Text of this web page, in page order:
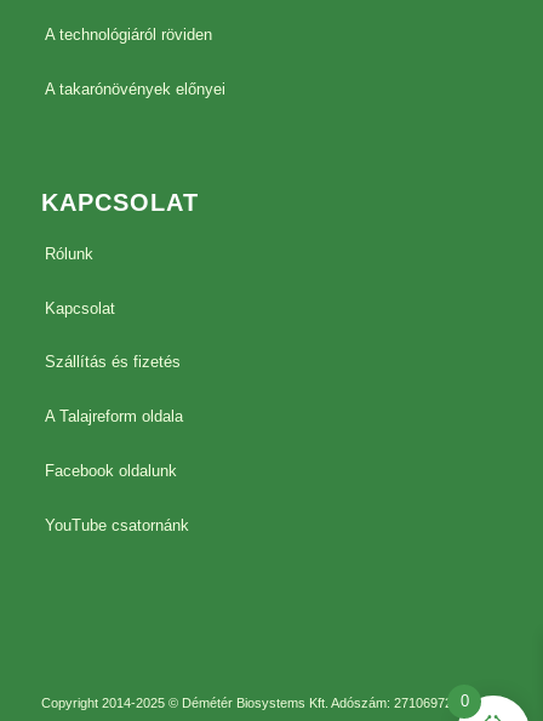
A technológiáról röviden
A takarónövények előnyei
KAPCSOLAT
Rólunk
Kapcsolat
Szállítás és fizetés
A Talajreform oldala
Facebook oldalunk
YouTube csatornánk
Copyright 2014-2025 © Démétér Biosystems Kft. Adószám: 27106972-2-41
0